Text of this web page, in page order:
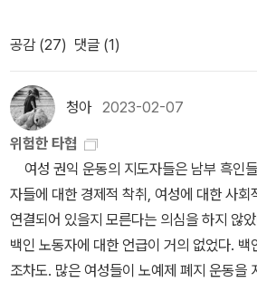
인 일부에 불과하다. 이 세 가지 폭력 중 나
데, 그 첫 번째는 하이데거가 ‘존재의 집’이
언어 사용을 통해 재생산되는 지배관계나
명하게 나타나는 것이 아니다. (이런 사례들
보다 근본적인 형태로 폭력이 언어 자체에
세계를 대상에 부과할 때 따라 붙는다. 두 번
이라 부르고자 하는 폭력이 있다. 그것은 어
와 정치체계가 정상적으로 작동할 때 나타나
하다. 문제는 주관적 폭력과 객관적 폭력을
없다는 것이다. 주관적 폭력은 비폭력을 배
해 수술한다는 말이다. 지젝의 논리로 남성
염시키고 사회적 유대가 무너져 가는 폭력
한 소비자들이 아니다. 그런 전반적 파괴와
으로 관여했으면서, 돈을 써서 자기 자신이
져나오는 자들, 빗장 공동체에 살면서, 유기
연 보호 구역에서 휴가를 즐기는 자들이 바
비자들은 과연 선해서 위해를 끼치지 않는
를 끼칠 능력이 없을 뿐이다. 부촌과 빈민
람들은 평범한 방식으로 환경에 위해를 끼
니라 그것을 꿈꾸는 방식 자체를 다시 창안
니다. 실질적 개선을 원한다면, 우리에게 필
니라 무정치적 사회적 생산관계에서의 변
는 법률적 권리영역의 외부에서 일어나야 하
절차에 대해서는 제 아무리 급진적으로 반자
다고 하더라도, 그 해법은 민주주의 매커니
문입니다. 잊어서는 안 되는 것은 민주주의
재생산이 작동할 수 있도록 보장해주는 부
일부라는 점이며, 이런 의미에서 오늘날 궁
주의, 제국, 착취 혹은 이와 유사한 어떤 것
있는 것입니다. 왜냐하면 민주주의의 매커
사실이다. 주관적 폭력이 평온한 수면 위에
적 폭력은 그 수면 자체를 지탱하는 보이지
스 속의 가시적 폭력에만 매혹되는 한, 그
은 은폐된다. 지젝의 폭력론을 다시 읽는 것
여 그 배후의 구조를 식별하려는 하나의 인
하는 일이다.​지금 시점에서 이러한 시작은
늘날의 국제 정세는 폭력에 대한 지젝의 문
도발이 아니라, 현실을 이해하기 위한 최소
이를테면 2025년 말 러시아가 발표한 ‘오데
볼 수 있다. 일부 언론은 이를 러시아의 완
으로 보도했지만 지젝은 칼럼에서 그 명칭
공감 (27) 댓글 (1)
청아2023-02-07
위험한 타협
여성 권익 운동의 지도자들은 남부 흑인
자들에 대한 경제적 착취, 여성에 대한 사회
연결되어 있을지 모른다는 의심을 하지 않
백인 노동자에 대한 언급이 거의 없었다. 백
조차도. 많은 여성들이 노예제 폐지 운동을